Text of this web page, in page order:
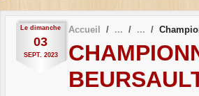
Le dimanche
03
SEPT. 2023
Accueil